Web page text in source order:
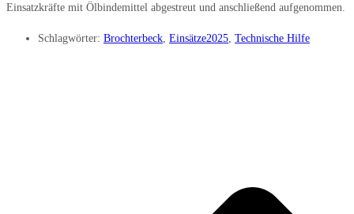
Einsatzkräfte mit Ölbindemittel abgestreut und anschließend aufgenommen.
Schlagwörter: Brochterbeck, Einsätze2025, Technische Hilfe